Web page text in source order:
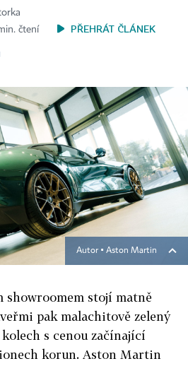
čtení
PŘEHRÁT ČLÁNEK
Autor ▪ Aston Martin
showroomem stojí matně
pak malachitově zelený
s cenou začínající
korun. Aston Martin